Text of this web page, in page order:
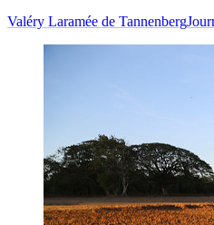
Valéry Laramée de Tannenberg